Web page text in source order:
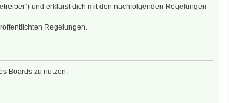
und erklärst dich mit den nachfolgenden Regelungen
Regelungen.
Boards zu nutzen.